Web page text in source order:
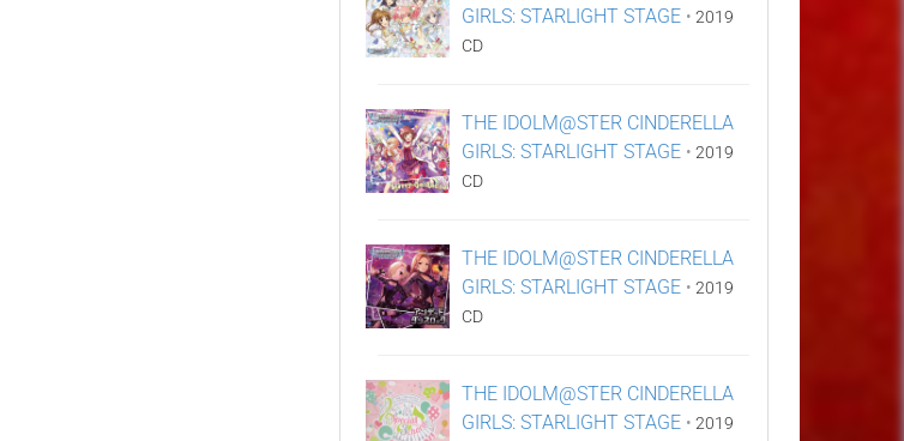
GIRLS: STARLIGHT STAGE • 2019
CD
THE IDOLM@STER CINDERELLA
GIRLS: STARLIGHT STAGE • 2019
CD
THE IDOLM@STER CINDERELLA
GIRLS: STARLIGHT STAGE • 2019
CD
THE IDOLM@STER CINDERELLA
GIRLS: STARLIGHT STAGE • 2019